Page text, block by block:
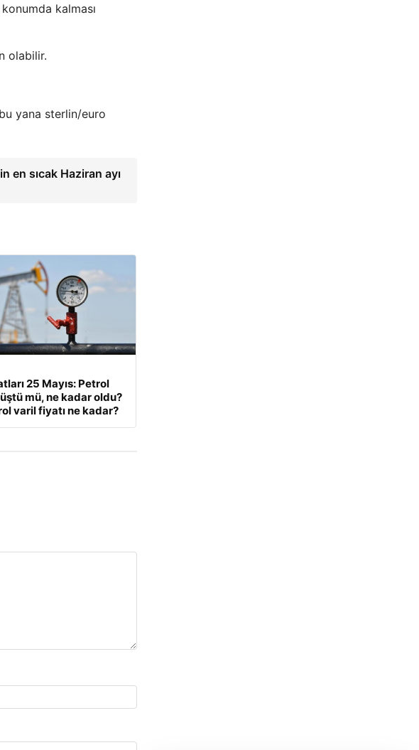
kalması
olabilir.
yana sterlin/euro
en sıcak Haziran ayı
25 Mayıs: Petrol
mü, ne kadar oldu?
varil fiyatı ne kadar?